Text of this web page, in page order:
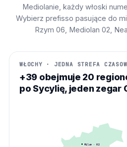
Mediolanie, każdy włoski
Wybierz prefisso pasujące do
Rzym 06, Mediolan 02,
WŁOCHY · JEDNA STREFA
+39 obejmuje 20
po Sycylię, jeden zegar
Milan·02